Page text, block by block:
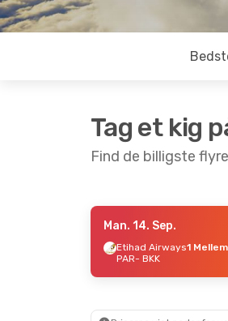
Tag et kig
Find de billigste
- Ons. 21. Okt.
1 Mellemlanding
Man. 14. Sep.
Etihad Airways1
PAR- BKK